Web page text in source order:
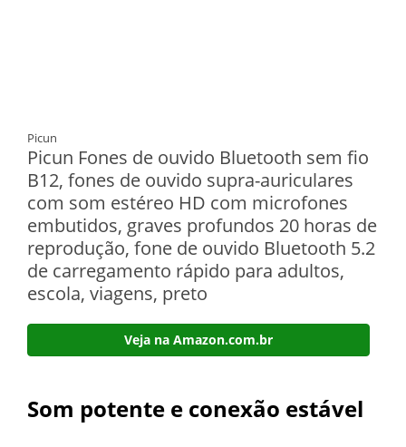
Picun
Picun Fones de ouvido Bluetooth sem fio
B12, fones de ouvido supra-auriculares
com som estéreo HD com microfones
embutidos, graves profundos 20 horas de
reprodução, fone de ouvido Bluetooth 5.2
de carregamento rápido para adultos,
escola, viagens, preto
Veja na Amazon.com.br
Som potente e conexão estável